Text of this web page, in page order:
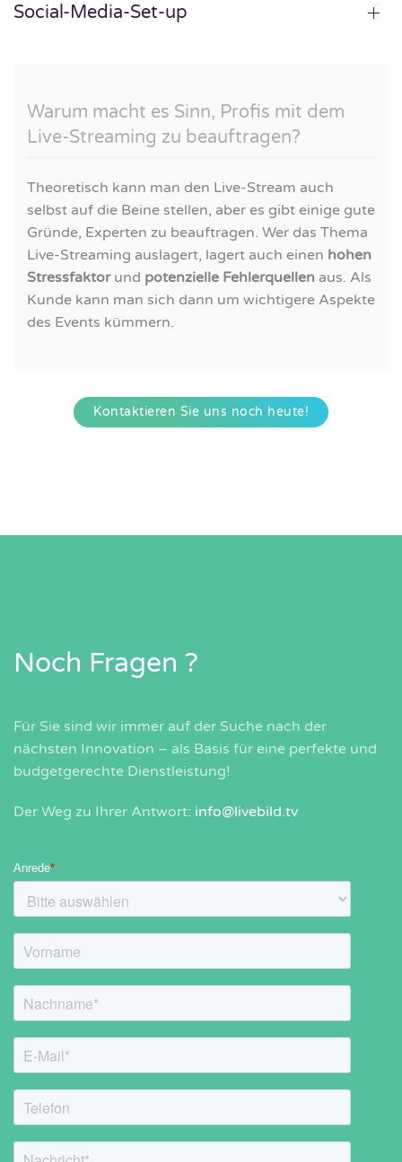
Social-Media-Set-up
Warum macht es Sinn, Profis mit dem
Live-Streaming zu beauftragen?
Theoretisch kann man den Live-Stream auch
selbst auf die Beine stellen, aber es gibt einige gute
Gründe, Experten zu beauftragen. Wer das Thema
Live-Streaming auslagert, lagert auch einen hohen
Stressfaktorund potenzielle Fehlerquellen aus. Als
Kunde kann man sich dann um wichtigere Aspekte
des Events kümmern.
Kontaktieren Sie uns noch heute!
Noch Fragen ?
Für Sie sind wir immer auf der Suche nach der
nächsten Innovation – als Basis für eine perfekte und
budgetgerechte Dienstleistung!
Der Weg zu Ihrer Antwort: info@livebild.tv